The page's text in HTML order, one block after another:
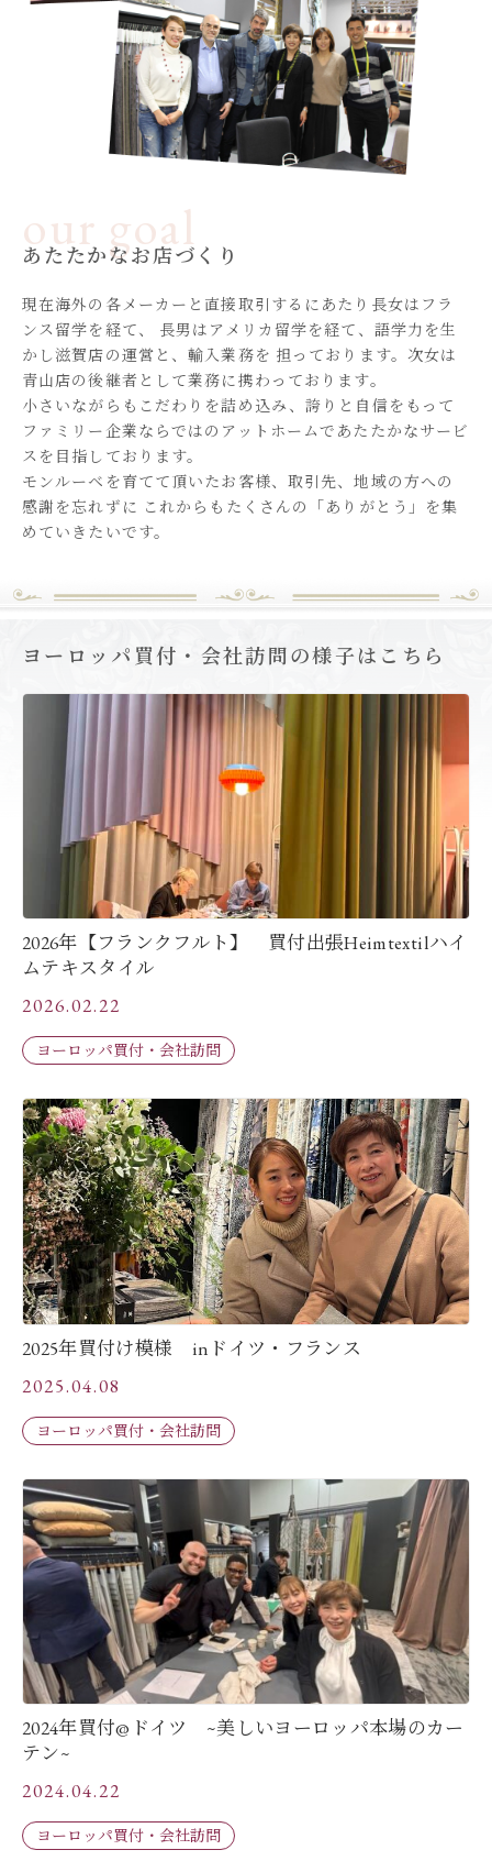
あたたかなお店づくり
現在海外の各メーカーと直接取引するにあたり長女はフラ
ンス留学を経て、
長男はアメリカ留学を経て、語学力を生
かし滋賀店の運営と、輸入業務を 担っております。次女は
青山店の後継者として業務に携わっております。
小さいながらもこだわりを詰め込み、誇りと自信をもって
ファミリー企業ならではのアットホームであたたかなサービ
スを目指しております。
モンルーベを育てて頂いたお客様、取引先、地域の方への
感謝を忘れずに これからもたくさんの「ありがとう」を集
めていきたいです。
ヨーロッパ買付・会社訪問の様子はこちら
2026年【フランクフルト】 買付出張Heimtextilハイ
ムテキスタイル
2026.02.22
ヨーロッパ買付・会社訪問
2025年買付け模様 inドイツ・フランス
2025.04.08
ヨーロッパ買付・会社訪問
2024年買付@ドイツ ~美しいヨーロッパ本場のカー
テン~
2024.04.22
ヨーロッパ買付・会社訪問